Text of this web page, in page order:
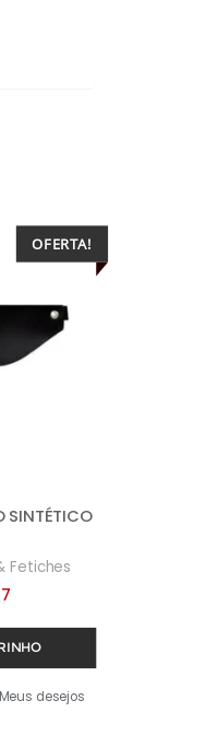
OFERTA!
SINTÉTICO
Fetiches
O
preço
atual
Meus desejos